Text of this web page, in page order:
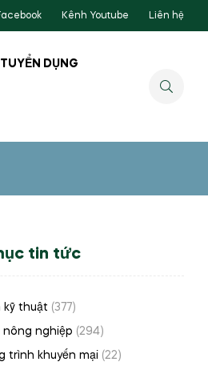
Kênh Youtube Liên hệ
TUYỂN DỤNG
tin tức
kỹ thuật (377)
nông nghiệp (294)
trình khuyến mại (22)